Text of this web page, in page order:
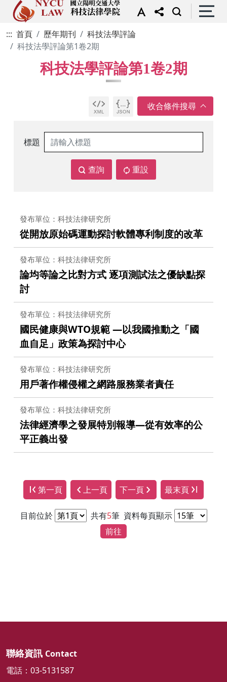
::: 首頁 歷年期刊
科技法學評論
科技法學評論第1卷2期
科技法學評論第1卷2期
標題
查詢 重設
發布單位：科技法律研究所
從開放原始碼運動探討軟體專利制度的改革
發布單位：科技法律研究所
論均等論之比對方式 逐項測試法之優缺點探
討
發布單位：科技法律研究所
國民健康與WTO規範 —以我國推動之「國
血自足」政策為探討中心
發布單位：科技法律研究所
用戶著作權侵權之網路服務業者責任
發布單位：科技法律研究所
法律經濟學之發展特別報導—從有效率的公
平正義出發
第一頁 上一頁 下一頁 最末頁
目前位於 共有5筆 資料每頁顯示
前往
聯絡資訊 Contact
電話：03-5131587